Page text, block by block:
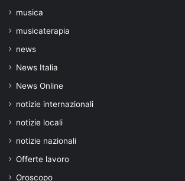
musica
musicaterapia
news
News Italia
News Online
notizie internazionali
notizie locali
notizie nazionali
Offerte lavoro
Oroscopo